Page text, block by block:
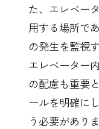
た、エレベー
用する場所で
の発生を監視
エレベーター
の配慮も重要
ールを明確に
う必要がありま